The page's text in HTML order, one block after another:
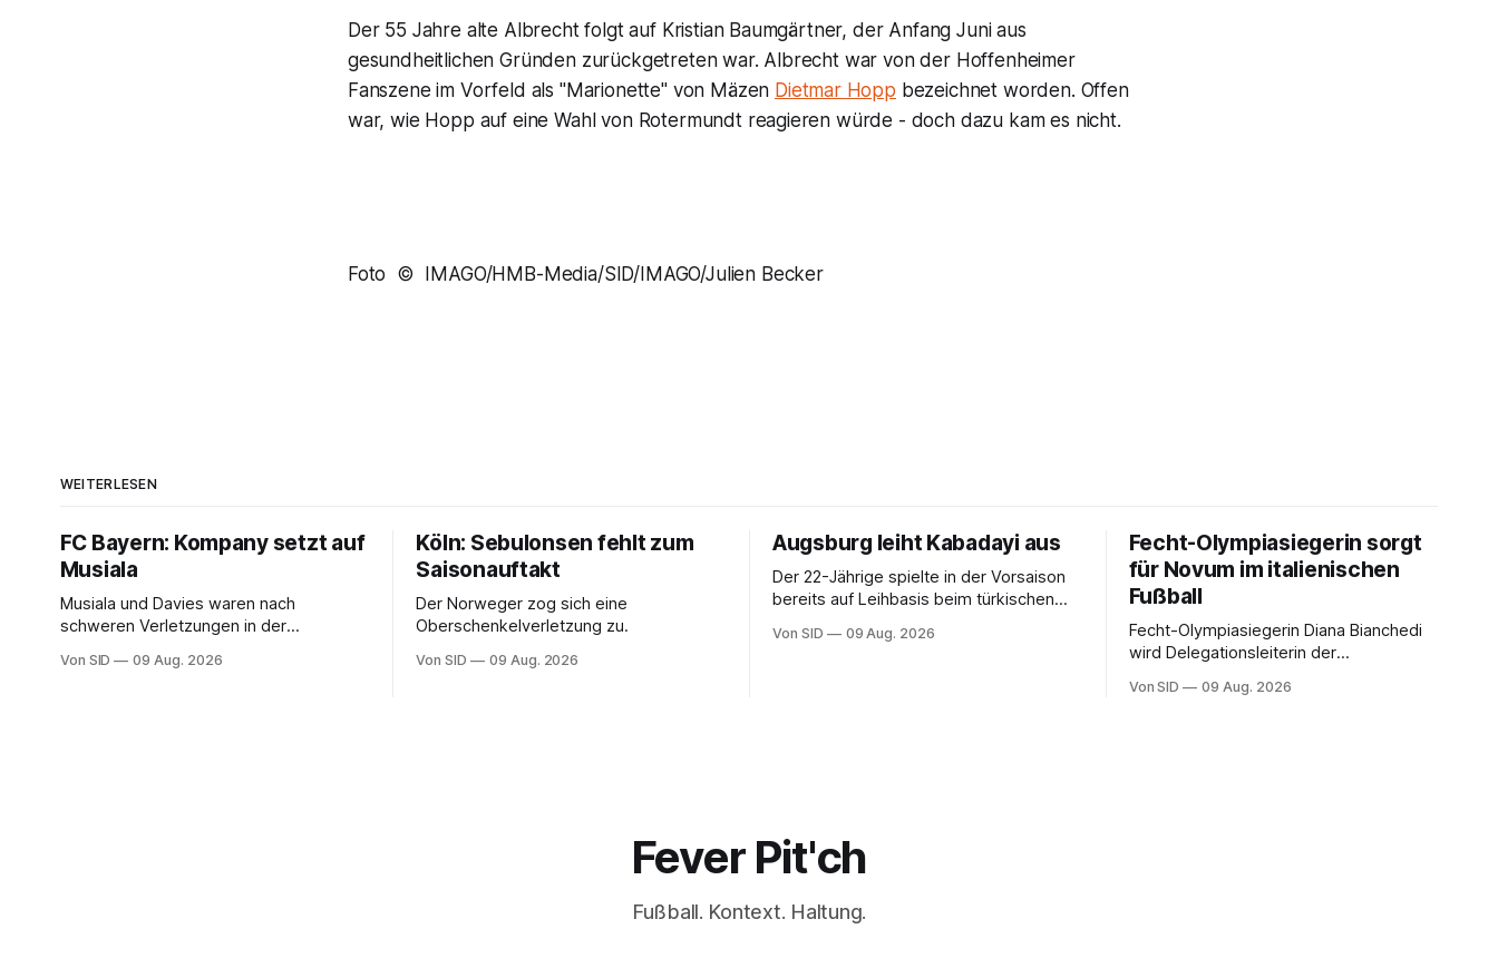
Der 55 Jahre alte Albrecht folgt auf Kristian Baumgärtner, der Anfang Juni aus
gesundheitlichen Gründen zurückgetreten war. Albrecht war von der Hoffenheimer
Fanszene im Vorfeld als "Marionette" von Mäzen Dietmar Hopp bezeichnet worden. Offen
war, wie Hopp auf eine Wahl von Rotermundt reagieren würde - doch dazu kam es nicht.
Foto © IMAGO/HMB-Media/SID/IMAGO/Julien Becker
WEITERLESEN
FC Bayern: Kompany setzt auf
Musiala
Musiala und Davies waren nach
schweren Verletzungen in der
Spur gekommen.
Von SID 09 Aug. 2026
Köln: Sebulonsen fehlt zum
Saisonauftakt
Der Norweger zog sich eine
Oberschenkelverletzung zu.
Von SID 09 Aug. 2026
Augsburg leiht Kabadayi aus
Der 22-Jährige spielte in der Vorsaison
bereits auf Leihbasis beim türkischen
Von SID 09 Aug. 2026
Fecht-Olympiasiegerin sorgt
für Novum im italienischen
Fußball
Fecht-Olympiasiegerin Diana Bianchedi
wird Delegationsleiterin der
Von SID 09 Aug. 2026
Fever Pit'ch
Fußball. Kontext. Haltung.